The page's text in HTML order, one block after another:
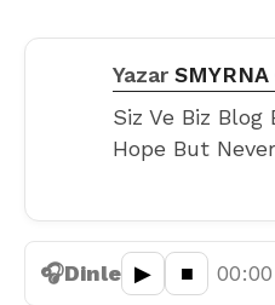
Yazar SMYRNA
Siz Ve Biz
Hope But
🎧Dinle ▶︎ ■ 00:00